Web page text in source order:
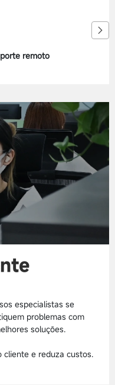
remoto
especialistas se
problemas com
soluções.
cliente e reduza custos.